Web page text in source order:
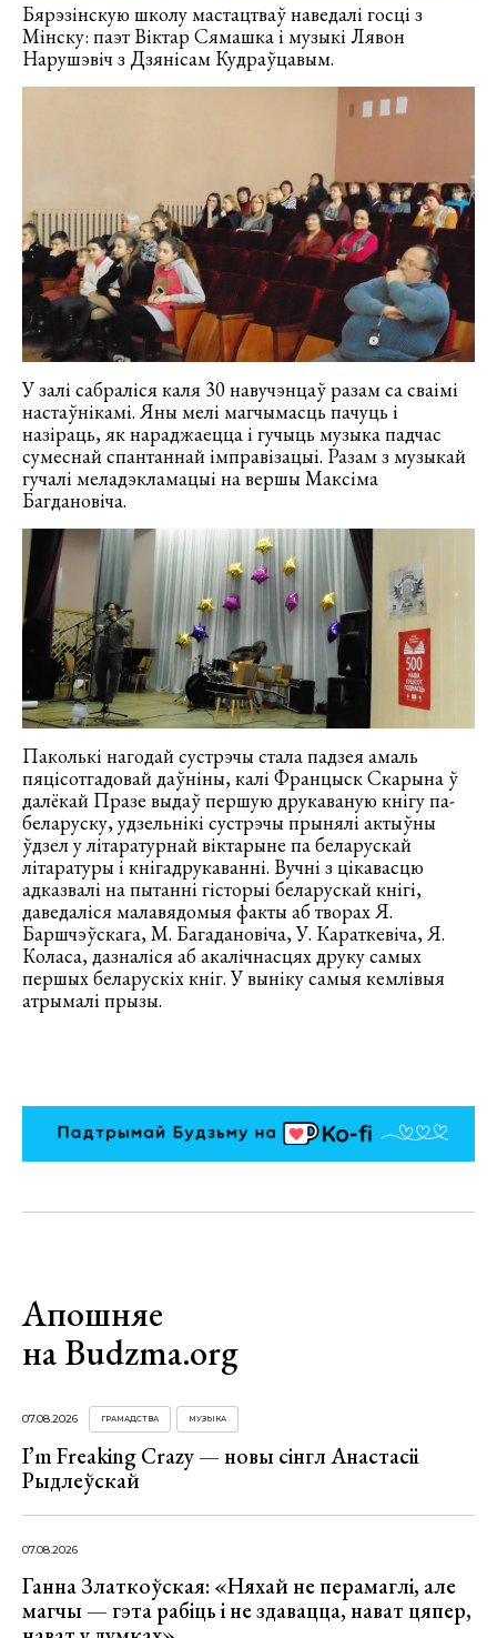
Бярэзінскую школу мастацтваў наведалі госці з
Мінску: паэт Віктар Сямашка і музыкі Лявон
Нарушэвіч з Дзянісам Кудраўцавым.
У залі сабраліся каля 30 навучэнцаў разам са сваімі
настаўнікамі. Яны мелі магчымасць пачуць і
назіраць, як нараджаецца і гучыць музыка падчас
сумеснай спантаннай імправізацыі. Разам з музыкай
гучалі меладэкламацыі на вершы Максіма
Багдановіча.
Паколькі нагодай сустрэчы стала падзея амаль
пяцісотгадовай даўніны, калі Францыск Скарына ў
далёкай Празе выдаў першую друкаваную кнігу па-
беларуску, удзельнікі сустрэчы прынялі актыўны
ўдзел у літаратурнай віктарыне па беларускай
літаратуры і кнігадрукаванні. Вучні з цікавасцю
адказвалі на пытанні гісторыі беларускай кнігі,
даведаліся малавядомыя факты аб творах Я.
Баршчэўскага, М. Багадановіча, У. Караткевіча, Я.
Коласа, дазналіся аб акалічнасцях друку самых
першых беларускіх кніг. У выніку самыя кемлівыя
атрымалі прызы.
Апошняе
на Budzma.org
07.08.2026 ГРАМАДСТВА МУЗЫКА
I’m Freaking Crazy — новы сінгл Анастасіі
Рыдлеўскай
07.08.2026
Ганна Златкоўская: «Няхай не перамаглі, але
магчы — гэта рабіць і не здавацца, нават цяпер,